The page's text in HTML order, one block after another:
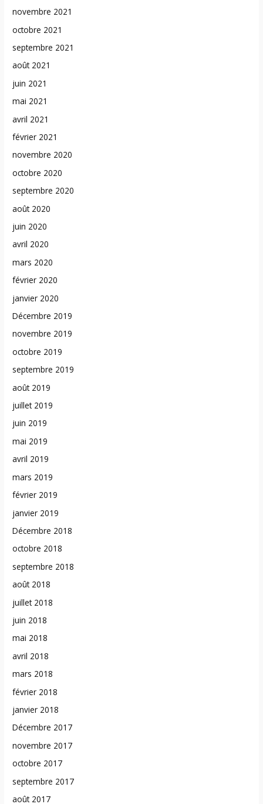
novembre 2021
octobre 2021
septembre 2021
août 2021
juin 2021
mai 2021
avril 2021
février 2021
novembre 2020
octobre 2020
septembre 2020
août 2020
juin 2020
avril 2020
mars 2020
février 2020
janvier 2020
Décembre 2019
novembre 2019
octobre 2019
septembre 2019
août 2019
juillet 2019
juin 2019
mai 2019
avril 2019
mars 2019
février 2019
janvier 2019
Décembre 2018
octobre 2018
septembre 2018
août 2018
juillet 2018
juin 2018
mai 2018
avril 2018
mars 2018
février 2018
janvier 2018
Décembre 2017
novembre 2017
octobre 2017
septembre 2017
août 2017